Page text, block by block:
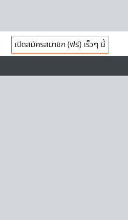
เปิดสมัครสมาชิก (ฟรี) เร็วๆ นี้